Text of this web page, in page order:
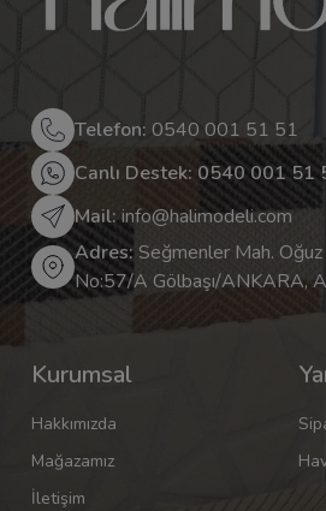
Telefon: 0540 001 51 51
Canlı Destek: 0540 001 51
Mail:info@halimodeli.com
Adres: Seğmenler Mah.
No:57/A Gölbaşı/ANKARA,
Kurumsal
Hakkımızda
Mağazamız
İletişim